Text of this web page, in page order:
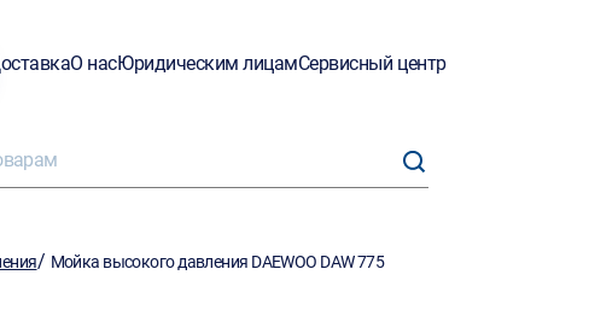
О насЮридическим лицамСервисный центр
/ Мойка высокого давления DAEWOO DAW 775